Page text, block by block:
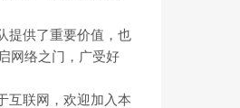
提供了重要价值，也
网络之门，广受好
互联网，欢迎加入本